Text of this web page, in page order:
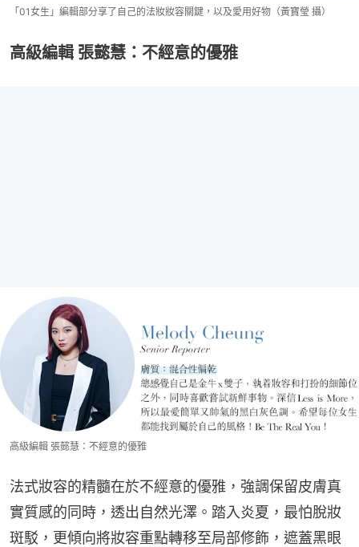
「01女生」編輯部分享了自己的法妝妝容關鍵，以及愛用好物（黃寶瑩 攝）
高級編輯 張懿慧：不經意的優雅
高級編輯 張懿慧：不經意的優雅
法式妝容的精髓在於不經意的優雅，強調保留皮膚真
實質感的同時，透出自然光澤。踏入炎夏，最怕脫妝
斑駁，更傾向將妝容重點轉移至局部修飾，遮蓋黑眼